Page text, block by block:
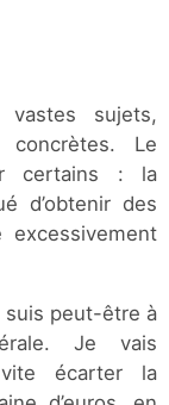
sujets,
Le
certains : la
d’obtenir des
excessivement
suis peut-être à
Je vais
écarter la